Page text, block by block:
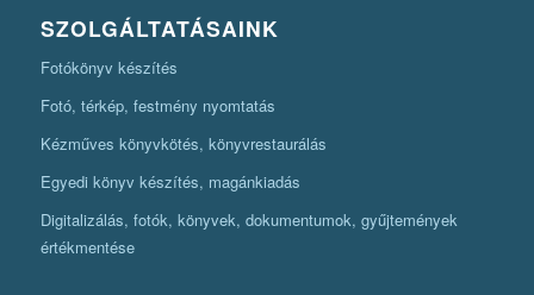
SZOLGÁLTATÁSAINK
Fotókönyv készítés
Fotó, térkép, festmény nyomtatás
Kézműves könyvkötés, könyvrestaurálás
Egyedi könyv készítés, magánkiadás
Digitalizálás, fotók, könyvek, dokumentumok, gyűjtemények
értékmentése